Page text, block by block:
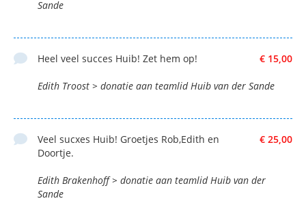
Sande
€ 15,00
Heel veel succes Huib! Zet hem op!
Edith Troost > donatie aan teamlid Huib van der Sande
€ 25,00
Veel sucxes Huib! Groetjes Rob,Edith en
Doortje.
Edith Brakenhoff > donatie aan teamlid Huib van der
Sande